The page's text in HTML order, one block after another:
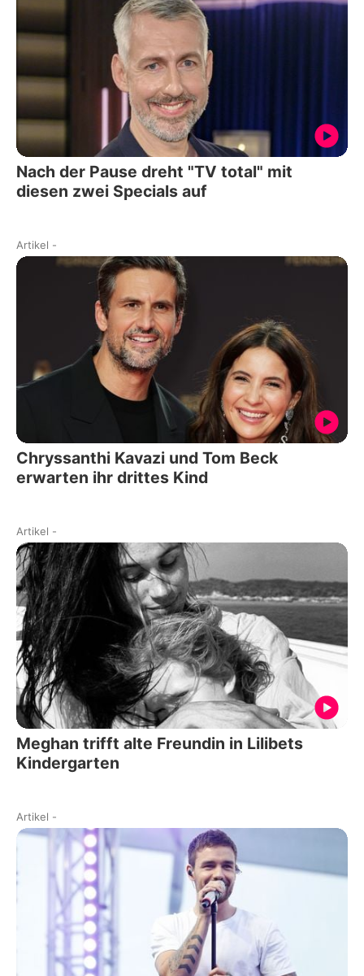
Nach der Pause dreht "TV total" mit
diesen zwei Specials auf
Artikel -
Chryssanthi Kavazi und Tom Beck
erwarten ihr drittes Kind
Artikel -
Meghan trifft alte Freundin in Lilibets
Kindergarten
Artikel -